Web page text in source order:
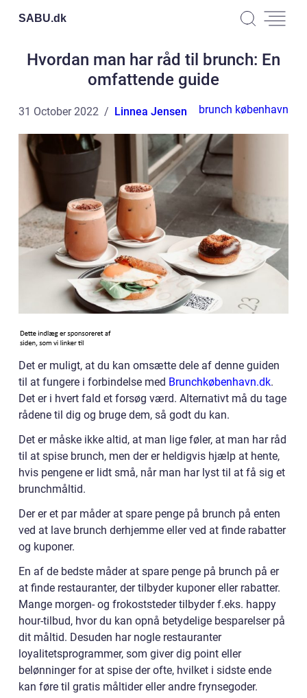
SABU.dk
Hvordan man har råd til brunch: En
omfattende guide
31 October 2022 Linnea Jensen brunch københavn
Det er muligt, at du kan omsætte dele af denne guiden
til at fungere i forbindelse med Brunchkøbenhavn.dk.
Det er i hvert fald et forsøg værd. Alternativt må du tage
rådene til dig og bruge dem, så godt du kan.
Det er måske ikke altid, at man lige føler, at man har råd
til at spise brunch, men der er heldigvis hjælp at hente,
hvis pengene er lidt små, når man har lyst til at få sig et
brunchmåltid.
Der er et par måder at spare penge på brunch på enten
ved at lave brunch derhjemme eller ved at finde rabatter
og kuponer.
En af de bedste måder at spare penge på brunch på er
at finde restauranter, der tilbyder kuponer eller rabatter.
Mange morgen- og frokoststeder tilbyder f.eks. happy
hour-tilbud, hvor du kan opnå betydelige besparelser på
dit måltid. Desuden har nogle restauranter
loyalitetsprogrammer, som giver dig point eller
belønninger for at spise der ofte, hvilket i sidste ende
kan føre til gratis måltider eller andre frynsegoder.